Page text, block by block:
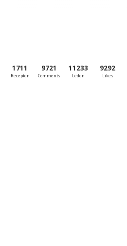
1711
Recepten
9721
Comments
11233
Leden
9292
Likes